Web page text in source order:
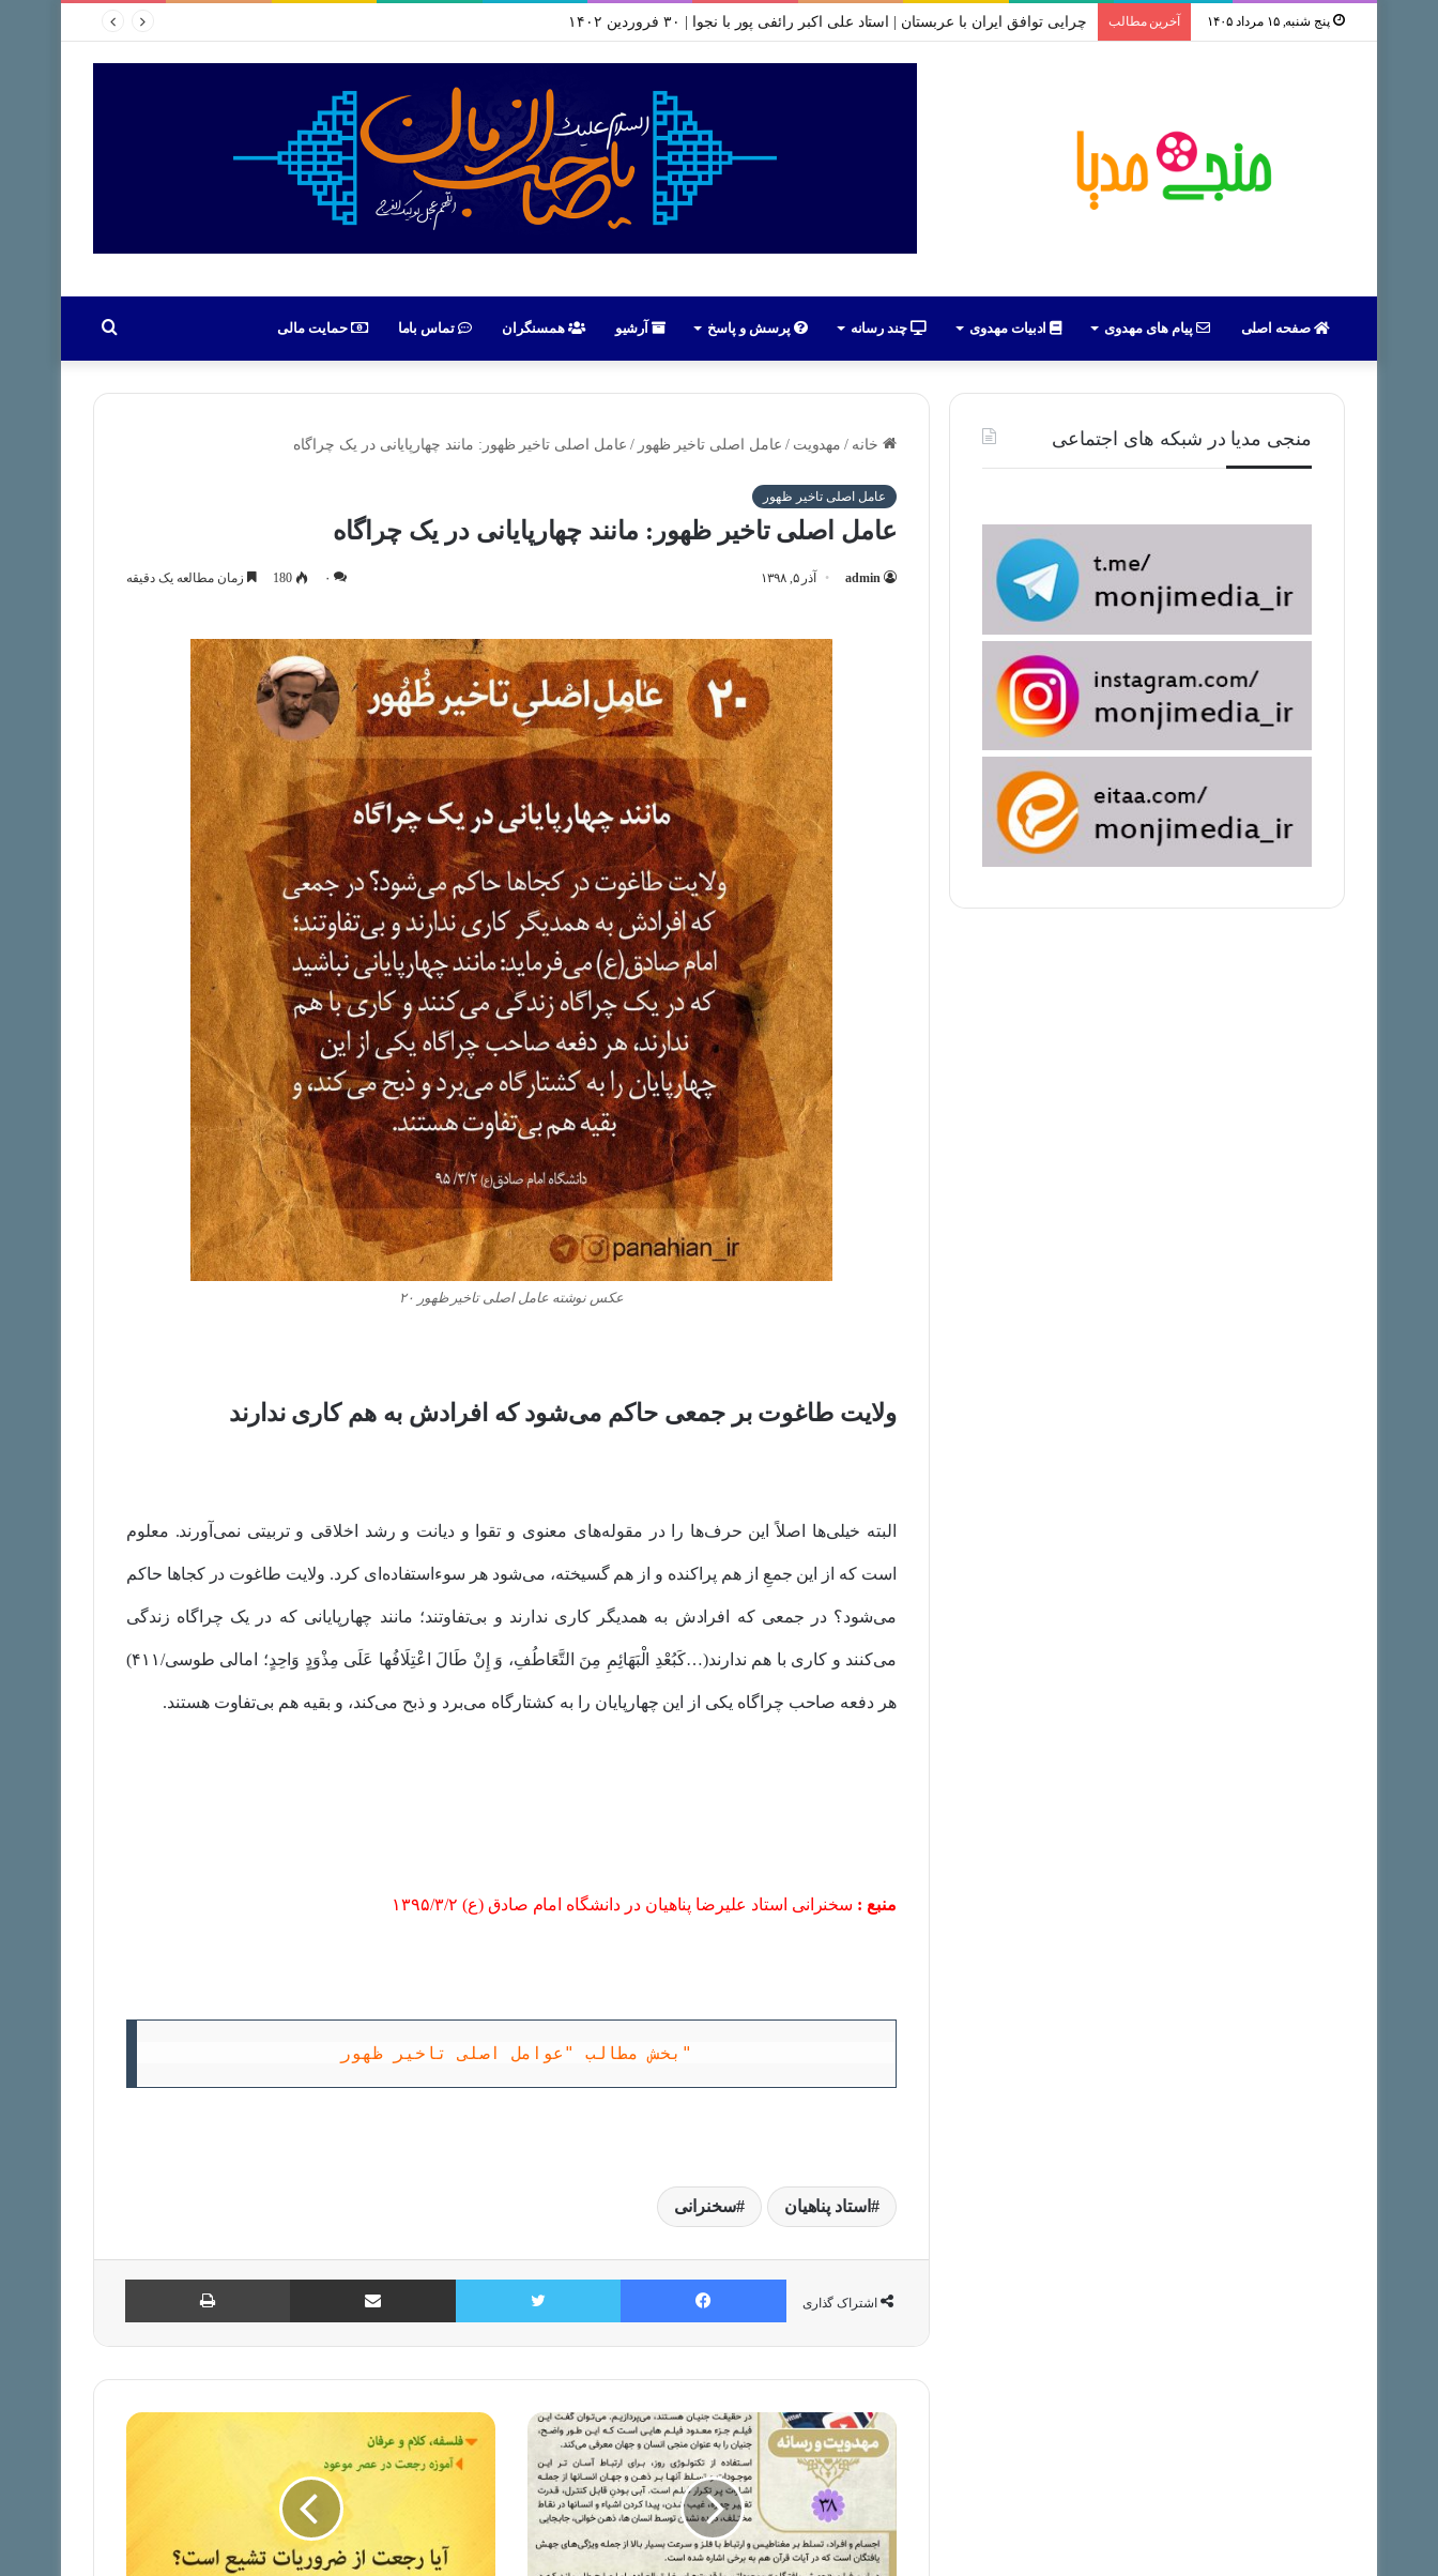
پنج شنبه, ۱۵ مرداد ۱۴۰۵ آخرین مطالب سخنرانی استاد رائفی پور با موضوع سازمان سری شیعه | جلسه ۱ تا ۱۰ | محرم ۱۴۰۱
صفحه اصلی پیام های مهدوی ادبیات مهدوی چند رسانه پرسش و پاسخ آرشیو همسنگران تماس باما حمایت مالی
خانه / مهدویت / عامل اصلی تاخیر ظهور / عامل اصلی تاخیر ظهور: مانند چهارپایانی در یک چراگاه
عامل اصلی تاخیر ظهور
عامل اصلی تاخیر ظهور: مانند چهارپایانی در یک چراگاه
admin آذر ۵, ۱۳۹۸ ۰ 180 زمان مطالعه یک دقیقه
عکس نوشته عامل اصلی تاخیر ظهور ۲۰
ولایت طاغوت بر جمعی حاکم می‌شود که افرادش به هم کاری ندارند
البته خیلی‌ها اصلاً این حرف‌ها را در مقوله‌های معنوی و تقوا و دیانت و رشد اخلاقی و تربیتی نمی‌آورند. معلوم
است که از این جمعِ از هم پراکنده و از هم گسیخته، می‌شود هر سوءاستفاده‌ای کرد. ولایت طاغوت در کجاها حاکم
می‌شود؟ در جمعی که افرادش به همدیگر کاری ندارند و بی‌تفاوتند؛ مانند چهارپایانی که در یک چراگاه زندگی
می‌کنند و کاری با هم ندارند(…کَبُعْدِ الْبَهَائِمِ مِنَ التَّعَاطُفِ، وَ إِنْ طَالَ اعْتِلَافُها عَلَى مِذْوَدٍ وَاحِدٍ؛ امالی طوسی/۴۱۱)
هر دفعه صاحب چراگاه یکی از این چهارپایان را به کشتارگاه می‌برد و ذبح می‌کند، و بقیه هم بی‌تفاوت هستند.
منبع : سخنرانی استاد علیرضا پناهیان در دانشگاه امام صادق (ع) ۱۳۹۵/۳/۲
بخش مطالب "عوامل اصلی تاخیر ظهور"
استاد پناهیان سخنرانی
اشتراک گذاری
فیسبوک توییتر اشتراک با ایمیل
منجی مدیا در شبکه های اجتماعی